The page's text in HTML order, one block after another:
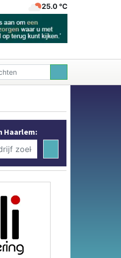
25.0 ℃
Haarlem: